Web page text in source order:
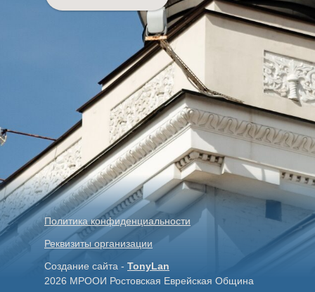
Политика конфиденциальности
Создание сайта - TonyLan
2026 МРООИ Ростовская Еврейская Община
Реквизиты организации